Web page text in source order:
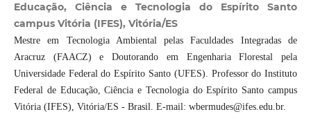
Educação, Ciência e Tecnologia do Espírito Santo
campus Vitória (IFES), Vitória/ES
Mestre em Tecnologia Ambiental pelas Faculdades Integradas de
Aracruz (FAACZ) e Doutorando em Engenharia Florestal pela
Universidade Federal do Espírito Santo (UFES). Professor do Instituto
Federal de Educação, Ciência e Tecnologia do Espírito Santo campus
Vitória (IFES), Vitória/ES - Brasil. E-mail: wbermudes@ifes.edu.br.